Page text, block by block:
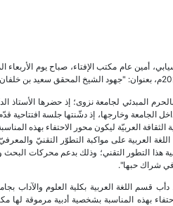
المبدئي لجامعة نزوى؛ إذ حضرها الأستاذ
الجامعة وخارجها، إذ دشّنتها جلسة افتتاحية
العربية على مواكبة التطوّر التقنيّ
هذا التطور التقني؛ وذلك بدعم محركات البحث
في شراك حبها".
قسم اللغة العربية بكلية العلوم والآداب
بهذه المناسبة بشخصية أدبية مرموقة لها